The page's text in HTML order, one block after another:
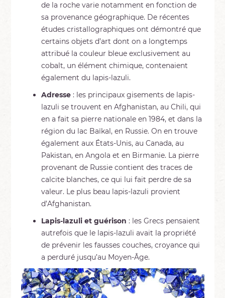
de la roche varie notamment en fonction de
sa provenance géographique. De récentes
études cristallographiques ont démontré que
certains objets d’art dont on a longtemps
attribué la couleur bleue exclusivement au
cobalt, un élément chimique, contenaient
également du lapis-lazuli.
Adresse: les principaux gisements de lapis-
lazuli se trouvent en Afghanistan, au Chili, qui
en a fait sa pierre nationale en 1984, et dans la
région du lac Baïkal, en Russie. On en trouve
également aux États-Unis, au Canada, au
Pakistan, en Angola et en Birmanie. La pierre
provenant de Russie contient des traces de
calcite blanches, ce qui lui fait perdre de sa
valeur. Le plus beau lapis-lazuli provient
d’Afghanistan.
Lapis-lazuli et guérison : les Grecs pensaient
autrefois que le lapis-lazuli avait la propriété
de prévenir les fausses couches, croyance qui
a perduré jusqu’au Moyen-Âge.